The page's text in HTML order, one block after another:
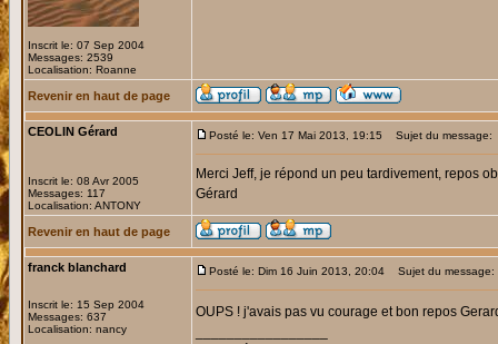
Inscrit le: 07 Sep 2004
Messages: 2539
Localisation: Roanne
Revenir en haut de page
CEOLIN Gérard
Inscrit le: 08 Avr 2005
Messages: 117
Localisation: ANTONY
Posté le: Ven 17 Mai 2013, 19:15 Sujet du message:
Merci Jeff, je répond un peu tardivement, repos
Gérard
Revenir en haut de page
franck blanchard
Inscrit le: 15 Sep 2004
Messages: 637
Localisation: nancy
Posté le: Dim 16 Juin 2013, 20:04 Sujet du message:
OUPS ! j'avais pas vu courage et bon repos